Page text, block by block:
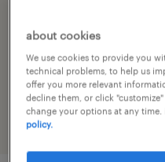
job category
health & social
about cookies
We use cookies to provide you
technical problems, to help us
offer you more relevant
decline them, or click
change your options at any
policy.